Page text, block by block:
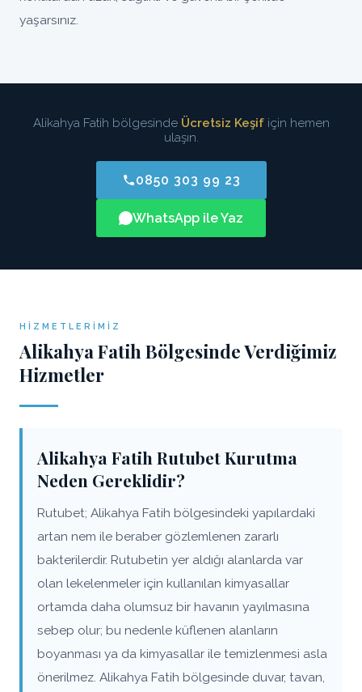
yaşarsınız.
Alikahya Fatih bölgesinde Ücretsiz Keşifiçin hemen
ulaşın.
0850 303 99 23
WhatsApp ile Yaz
HIZMETLERIMIZ
Alikahya Fatih Bölgesinde Verdiğimiz
Hizmetler
Alikahya Fatih Rutubet Kurutma
Neden Gereklidir?
Rutubet; Alikahya Fatih bölgesindeki yapılardaki
artan nem ile beraber gözlemlenen zararlı
bakterilerdir. Rutubetin yer aldığı alanlarda var
olan lekelenmeler için kullanılan kimyasallar
ortamda daha olumsuz bir havanın yayılmasına
sebep olur; bu nedenle küflenen alanların
boyanması ya da kimyasallar ile temizlenmesi asla
önerilmez. Alikahya Fatih bölgesinde duvar, tavan,